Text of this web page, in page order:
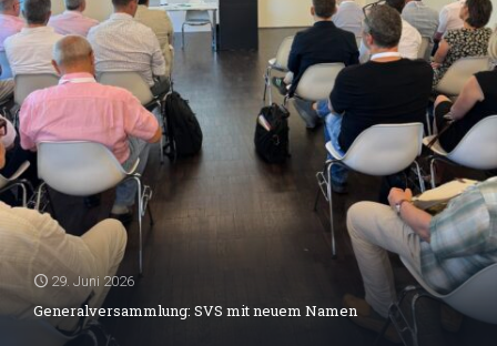
29. Juni 2026
Generalversammlung: SVS mit neuem Namen